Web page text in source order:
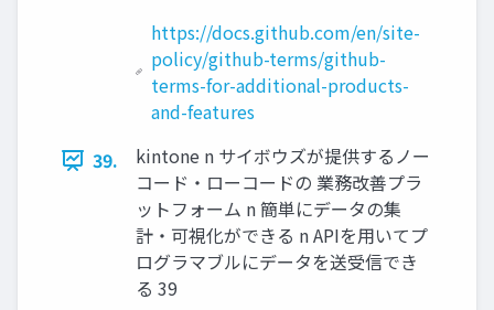
https://docs.github.com/en/site-
policy/github-terms/github-
terms-for-additional-products-
and-features
39.
kintone n サイボウズが提供するノー
コード・ローコードの 業務改善プラ
ットフォーム n 簡単にデータの集
計・可視化ができる n APIを⽤いてプ
ログラマブルにデータを送受信でき
る 39